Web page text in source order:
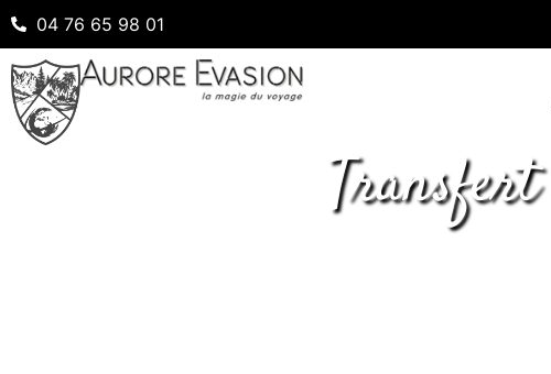
04 76 65 98 01